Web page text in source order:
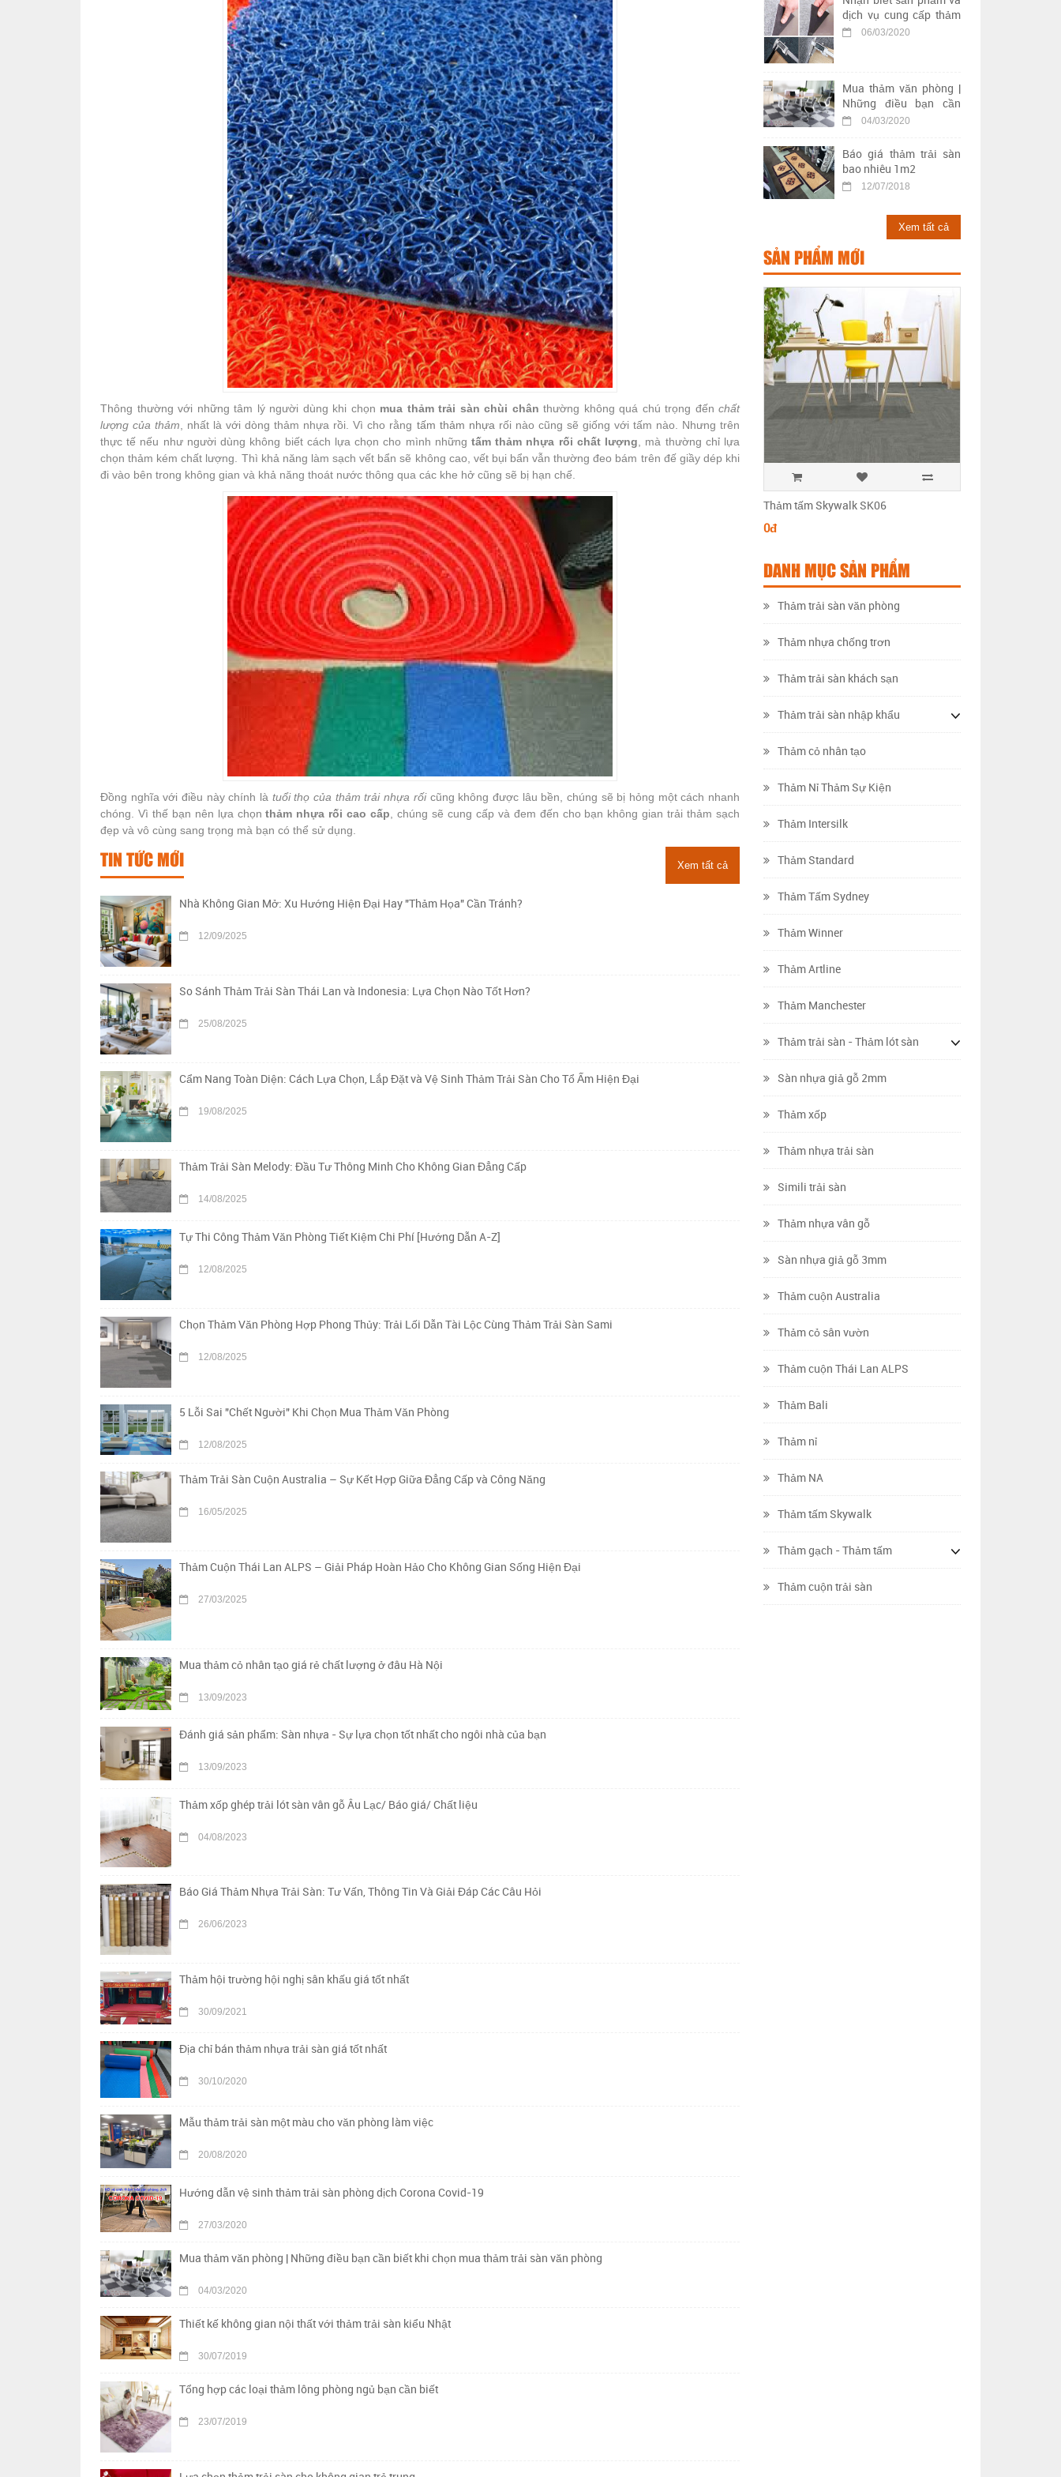
Thông thường với những tâm lý người dùng khi chọn mua thảm trải sàn chùi chân thường không quá chú trọng đến chất
lượng của thảm , nhất là với dòng thảm nhựa rồi. Vì cho rằng tấm thảm nhựa rối nào cũng sẽ giống với tấm nào. Nhưng trên
thực tế nếu như người dùng không biết cách lựa chọn cho mình nhữngtấm thảm nhựa rối chất lượng , mà thường chỉ lựa
chọn thảm kém chất lượng. Thì khả năng làm sạch vết bẩn sẽ không cao, vết bụi bẩn vẫn thường đeo bám trên đế giầy dép khi
đi vào bên trong không gian và khả năng thoát nước thông qua các khe hở cũng sẽ bị hạn chế.
Đồng nghĩa với điều này chính là tuổi thọ của thảm trải nhựa rốicũng không được lâu bền, chúng sẽ bị hỏng một cách nhanh
chóng. Vì thế bạn nên lựa chọnthảm nhựa rối cao cấp , chúng sẽ cung cấp và đem đến cho bạn không gian trải thảm sạch
đẹp và vô cùng sang trọng mà bạn có thể sử dụng.
TIN TỨC MỚI Xem tất cả
Nhà Không Gian Mở: Xu Hướng Hiện Đại Hay "Thảm Họa" Cần Tránh?
12/09/2025
So Sánh Thảm Trải Sàn Thái Lan và Indonesia: Lựa Chọn Nào Tốt Hơn?
25/08/2025
Cẩm Nang Toàn Diện: Cách Lựa Chọn, Lắp Đặt và Vệ Sinh Thảm Trải Sàn Cho Tổ Ấm Hiện Đại
19/08/2025
Thảm Trải Sàn Melody: Đầu Tư Thông Minh Cho Không Gian Đẳng Cấp
14/08/2025
Tự Thi Công Thảm Văn Phòng Tiết Kiệm Chi Phí [Hướng Dẫn A-Z]
12/08/2025
Chọn Thảm Văn Phòng Hợp Phong Thủy: Trải Lối Dẫn Tài Lộc Cùng Thảm Trải Sàn Sami
12/08/2025
5 Lỗi Sai "Chết Người" Khi Chọn Mua Thảm Văn Phòng
12/08/2025
Thảm Trải Sàn Cuộn Australia – Sự Kết Hợp Giữa Đẳng Cấp và Công Năng
16/05/2025
Thảm Cuộn Thái Lan ALPS – Giải Pháp Hoàn Hảo Cho Không Gian Sống Hiện Đại
27/03/2025
Mua thảm cỏ nhân tạo giá rẻ chất lượng ở đâu Hà Nội
13/09/2023
Đánh giá sản phẩm: Sàn nhựa - Sự lựa chọn tốt nhất cho ngôi nhà của bạn
13/09/2023
Thảm xốp ghép trải lót sàn vân gỗ Âu Lạc/ Báo giá/ Chất liệu
04/08/2023
Báo Giá Thảm Nhựa Trải Sàn: Tư Vấn, Thông Tin Và Giải Đáp Các Câu Hỏi
26/06/2023
Thảm hội trường hội nghị sân khấu giá tốt nhất
30/09/2021
Địa chỉ bán thảm nhựa trải sàn giá tốt nhất
30/10/2020
Mẫu thảm trải sàn một màu cho văn phòng làm việc
20/08/2020
Hướng dẫn vệ sinh thảm trải sàn phòng dịch Corona Covid-19
27/03/2020
Mua thảm văn phòng | Những điều bạn cần biết khi chọn mua thảm trải sàn văn phòng
04/03/2020
Thiết kế không gian nội thất với thảm trải sàn kiểu Nhật
30/07/2019
Tổng hợp các loại thảm lông phòng ngủ bạn cần biết
23/07/2019
dịch vụ cung cấp thảm
trải sàn kém chất lượng
06/03/2020
Mua thảm văn phòng |
Những điều bạn cần
biết khi chọn mua thảm
04/03/2020
Báo giá thảm trải sàn
bao nhiêu 1m2
12/07/2018
Xem tất cả
SẢN PHẨM MỚI
Thảm tấm Skywalk SK06
0đ
DANH MỤC SẢN PHẨM
Thảm trải sàn văn phòng
Thảm nhựa chống trơn
Thảm trải sàn khách sạn
Thảm trải sàn nhập khẩu
Thảm cỏ nhân tạo
Thảm Nỉ Thảm Sự Kiện
Thảm Intersilk
Thảm Standard
Thảm Tấm Sydney
Thảm Winner
Thảm Artline
Thảm Manchester
Thảm trải sàn - Thảm lót sàn
Sàn nhựa giả gỗ 2mm
Thảm xốp
Thảm nhựa trải sàn
Simili trải sàn
Thảm nhựa vân gỗ
Sàn nhựa giả gỗ 3mm
Thảm cuộn Australia
Thảm cỏ sân vườn
Thảm cuộn Thái Lan ALPS
Thảm Bali
Thảm nỉ
Thảm NA
Thảm tấm Skywalk
Thảm gạch - Thảm tấm
Thảm cuộn trải sàn